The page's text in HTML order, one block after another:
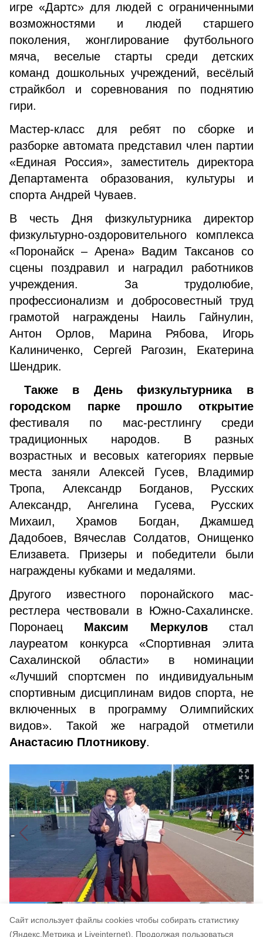
Cайт использует файлы cookies чтобы собирать статистику
(Яндекс.Метрика и Liveinternet).
Продолжая пользоваться
игре «Дартс» для людей с ограниченными
возможностями и людей старшего
поколения, жонглирование футбольного
мяча, веселые старты среди детских
команд дошкольных учреждений, весёлый
страйкбол и соревнования по поднятию
гири.
Мастер-класс для ребят по сборке и
разборке автомата представил член партии
«Единая Россия», заместитель директора
Департамента образования, культуры и
спорта Андрей Чуваев.
В честь Дня физкультурника директор
физкультурно-оздоровительного комплекса
«Поронайск – Арена» Вадим Таксанов со
сцены поздравил и наградил работников
учреждения. За трудолюбие,
профессионализм и добросовестный труд
грамотой награждены Наиль Гайнулин,
Антон Орлов, Марина Рябова, Игорь
Калиниченко, Сергей Рагозин, Екатерина
Шендрик.
Также в День физкультурника в
городском парке прошло открытие
фестиваля по мас-рестлингу среди
традиционных народов. В разных
возрастных и весовых категориях первые
места заняли Алексей Гусев, Владимир
Тропа, Александр Богданов, Русских
Александр, Ангелина Гусева, Русских
Михаил, Храмов Богдан, Джамшед
Дадобоев, Вячеслав Солдатов, Онищенко
Елизавета. Призеры и победители были
награждены кубками и медалями.
Другого известного поронайского мас-
рестлера чествовали в Южно-Сахалинске.
Поронаец Максим Меркуловстал
лауреатом конкурса «Спортивная элита
Сахалинской области» в номинации
«Лучший спортсмен по индивидуальным
спортивным дисциплинам видов спорта, не
включенных в программу Олимпийских
видов». Такой же наградой отметили
Анастасию Плотникову.